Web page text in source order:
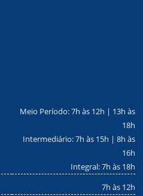
Meio Período: 7h às 12h | 13h às
18h
Intermediário: 7h às 15h | 8h às
16h
Integral: 7h às 18h
7h às 12h